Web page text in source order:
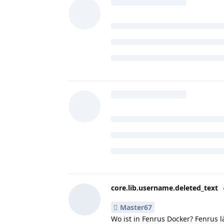
core.lib.username.deleted_text
Master67
Wo ist in Fenrus Docker?